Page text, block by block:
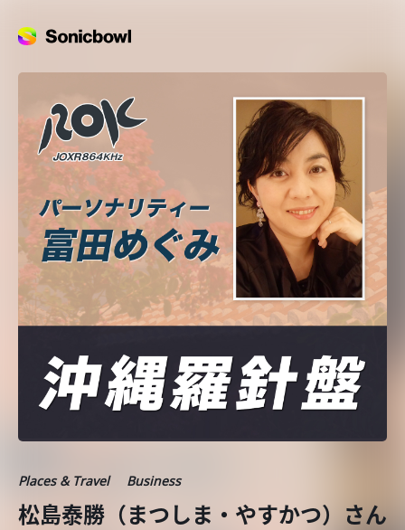
Places & Travel Business
松島泰勝（まつしま・やすかつ）さん